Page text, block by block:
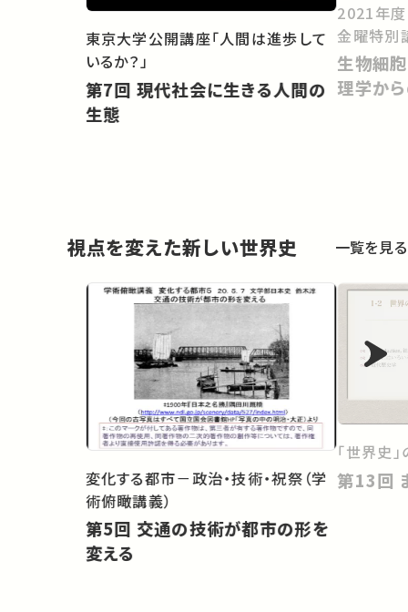
東京大学公開講座「人間は進歩して
いるか？」
第7回 現代社会に生きる人間の
生態
2021年度
金曜特別
生物細
理学か
視点を変えた新しい世界史 一覧を見る
変化する都市－政治・技術・祝祭（学
術俯瞰講義）
第5回 交通の技術が都市の形を
変える
「世界史